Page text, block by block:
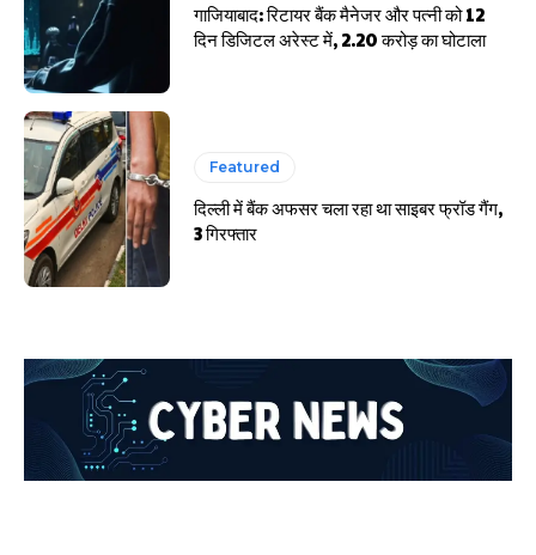
गाजियाबाद: रिटायर बैंक मैनेजर और पत्नी को 12
दिन डिजिटल अरेस्ट में, 2.20 करोड़ का घोटाला
Featured
दिल्ली में बैंक अफसर चला रहा था साइबर फ्रॉड गैंग,
3 गिरफ्तार